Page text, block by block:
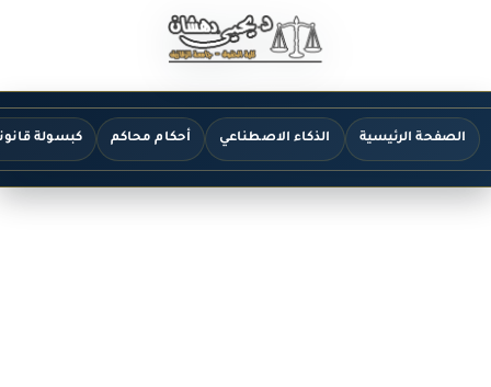
الصفحة الرئيسية الذكاء الاصطناعي أحكام محاكم كبسولة